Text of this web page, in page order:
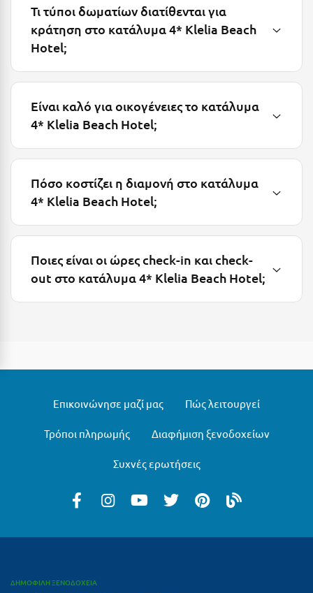
Μυστράς
Μυτιλήνη
Ν
Νάξος
Ναύπλιο
Νέα Μάκρη
Νέοι Πόροι Πιερίας
Ο
Ορεινή Αρκαδία
Ορεινή Ναυπακτία
Τι τύποι δωματίων διατίθενται για
κράτηση στο κατάλυμα 4* Klelia Beach
Hotel;
Είναι καλό για οικογένειες το κατάλυμα
4* Klelia Beach Hotel;
Πόσο κοστίζει η διαμονή στο κατάλυμα
4* Klelia Beach Hotel;
Ποιες είναι οι ώρες check-in και check-
out στο κατάλυμα 4* Klelia Beach Hotel;
Επικοινώνησε μαζί μας Πώς λειτουργεί
Τρόποι πληρωμής Διαφήμιση ξενοδοχείων
Συχνές ερωτήσεις
ΔΗΜΟΦΙΛΗ ΞΕΝΟΔΟΧΕΙΑ